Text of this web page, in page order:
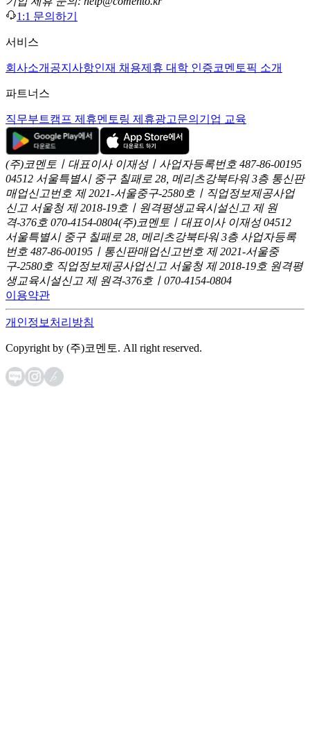
1:1 문의하기
서비스
회사소개 공지사항인재 채용제휴 대학 인증코멘토픽 소개
파트너스
직무부트캠프 제휴멘토링 제휴광고문의 기업 교육
(주)코멘토ㅣ대표이사 이재성ㅣ사업자등록번호 487-86-00195
04512 서울특별시 중구 칠패로 28, 메리츠강북타워 3층 통신판
매업신고번호 제 2021-서울중구-2580호ㅣ직업정보제공사업
신고 서울청 제 2018-19호ㅣ원격평생교육시설신고 제 원
격-376호 070-4154-0804(주)코멘토ㅣ대표이사 이재성 04512
서울특별시 중구 칠패로 28, 메리츠강북타워 3층 사업자등록
번호 487-86-00195ㅣ통신판매업신고번호 제 2021-서울중
구-2580호 직업정보제공사업신고 서울청 제 2018-19호 원격평
생교육시설신고 제 원격-376호ㅣ070-4154-0804
이용약관
개인정보처리방침
Copyright by (주)코멘토. All right reserved.